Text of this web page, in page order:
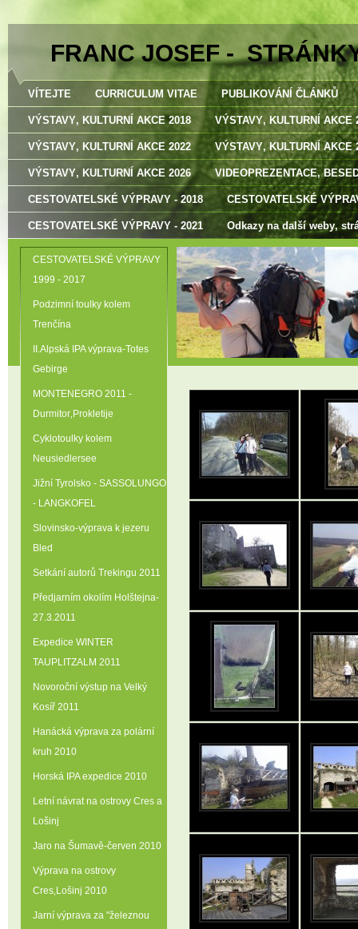
FRANC JOSEF -
VÍTEJTE CURRICULUM VITAE PUBLIKOVÁNÍ ČLÁNKŮ
VÝSTAVY‚ KULTURNÍ AKCE 2018 VÝSTAVY‚ KULTURNÍ AKCE
VÝSTAVY‚ KULTURNÍ AKCE 2022 VÝSTAVY‚ KULTURNÍ AKCE
VÝSTAVY‚ KULTURNÍ AKCE 2026 VIDEOPREZENTACE‚
CESTOVATELSKÉ VÝPRAVY - 2018 CESTOVATELSKÉ
CESTOVATELSKÉ VÝPRAVY - 2021 Odkazy na další weby‚
CESTOVATELSKÉ VÝPRAVY
1999 - 2017
Podzimní toulky kolem
Trenčína
II.Alpská IPA výprava-Totes
Gebirge
MONTENEGRO 2011 -
Durmitor‚Prokletije
Cyklotoulky kolem
Neusiedlersee
Jižní Tyrolsko - SASSOLUNGO
- LANGKOFEL
Slovinsko-výprava k jezeru
Bled
Setkání autorů Trekingu 2011
Předjarním okolím Holštejna-
27.3.2011
Expedice WINTER
TAUPLITZALM 2011
Novoroční výstup na Velký
Kosíř 2011
Hanácká výprava za polární
kruh 2010
Horská IPA expedice 2010
Letní návrat na ostrovy Cres a
Lošinj
Jaro na Šumavě-červen 2010
Výprava na ostrovy
Cres‚Lošinj 2010
Jarní výprava za "železnou